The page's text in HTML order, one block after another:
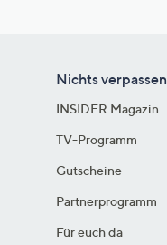
Nichts verpassen
INSIDER Magazin
TV-Programm
Gutscheine
Partnerprogramm
Für euch da